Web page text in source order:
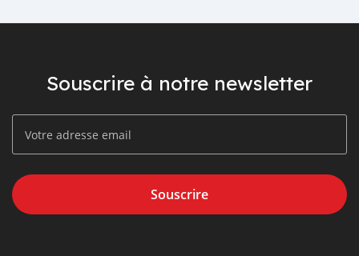
Souscrire à notre newsletter
Souscrire